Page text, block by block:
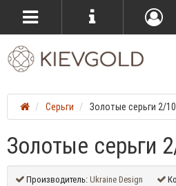
Серьги Золотые серьги 2/
Золотые серьги
Производитель:Ukraine Design